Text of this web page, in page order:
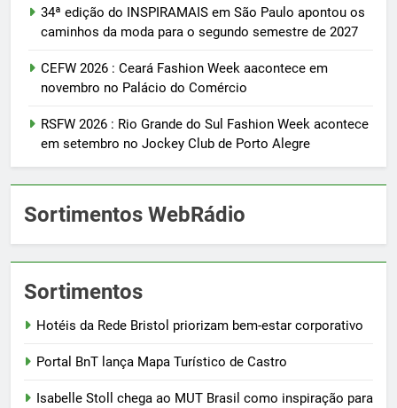
34ª edição do INSPIRAMAIS em São Paulo apontou os
caminhos da moda para o segundo semestre de 2027
CEFW 2026 : Ceará Fashion Week aacontece em
novembro no Palácio do Comércio
RSFW 2026 : Rio Grande do Sul Fashion Week acontece
em setembro no Jockey Club de Porto Alegre
Sortimentos WebRádio
Sortimentos
Hotéis da Rede Bristol priorizam bem-estar corporativo
Portal BnT lança Mapa Turístico de Castro
Isabelle Stoll chega ao MUT Brasil como inspiração para